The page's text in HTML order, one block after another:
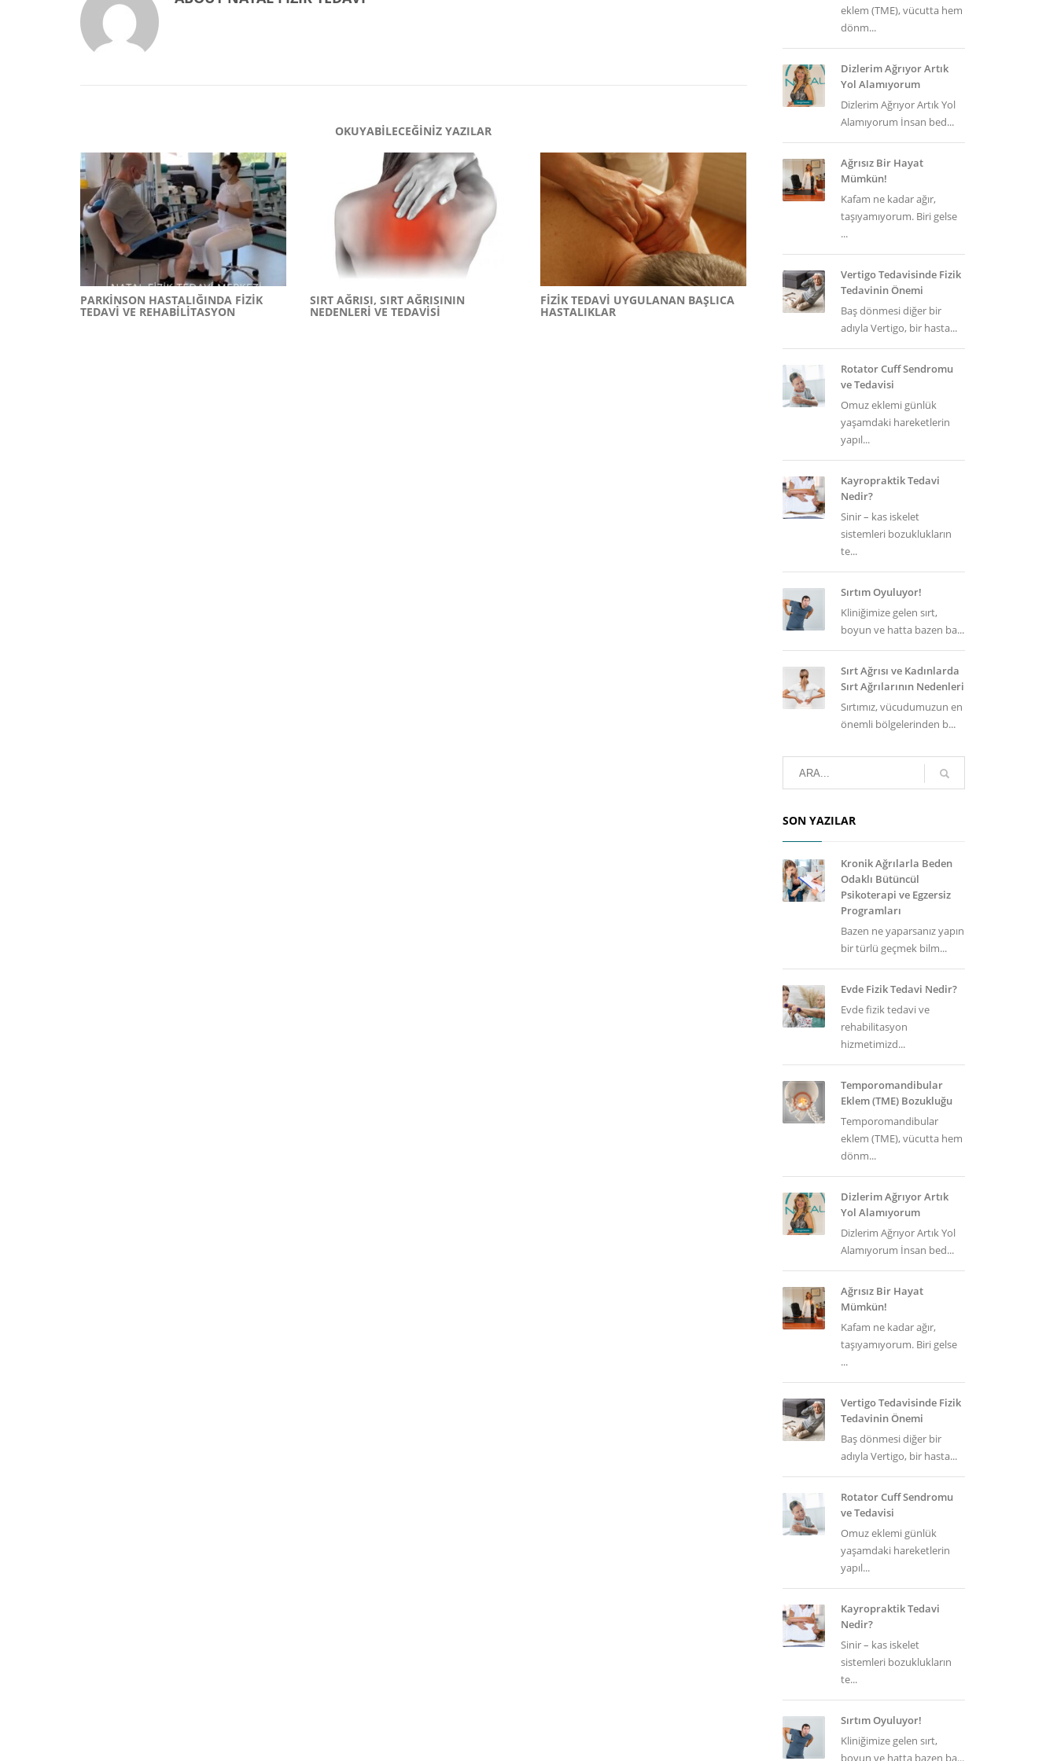
OKUYABILECEĞINIZ YAZILAR
PARKINSON HASTALIĞINDA FIZIK
TEDAVI VE REHABILITASYON
SIRT AĞRISI, SIRT AĞRISININ
NEDENLERI VE TEDAVISI
FIZIK TEDAVI UYGULANAN BAŞLICA
HASTALIKLAR
eklem (TME), vücutta hem
dönm...
Dizlerim Ağrıyor Artık
Yol Alamıyorum
Dizlerim Ağrıyor Artık Yol
Alamıyorum İnsan bed...
Ağrısız Bir Hayat
Mümkün!
Kafam ne kadar ağır,
taşıyamıyorum. Biri gelse
...
Vertigo Tedavisinde Fizik
Tedavinin Önemi
Baş dönmesi diğer bir
adıyla Vertigo, bir hasta...
Rotator Cuff Sendromu
ve Tedavisi
Omuz eklemi günlük
yaşamdaki hareketlerin
yapıl...
Kayropraktik Tedavi
Nedir?
Sinir – kas iskelet
sistemleri bozuklukların
te...
Sırtım Oyuluyor!
Kliniğimize gelen sırt,
boyun ve hatta bazen ba...
Sırt Ağrısı ve Kadınlarda
Sırt Ağrılarının Nedenleri
Sırtımız, vücudumuzun en
önemli bölgelerinden b...
SON YAZILAR
Kronik Ağrılarla Beden
Odaklı Bütüncül
Psikoterapi ve Egzersiz
Programları
Bazen ne yaparsanız yapın
bir türlü geçmek bilm...
Evde Fizik Tedavi Nedir?
Evde fizik tedavi ve
rehabilitasyon
hizmetimizd...
Temporomandibular
Eklem (TME) Bozukluğu
Temporomandibular
eklem (TME), vücutta hem
dönm...
Dizlerim Ağrıyor Artık
Yol Alamıyorum
Dizlerim Ağrıyor Artık Yol
Alamıyorum İnsan bed...
Ağrısız Bir Hayat
Mümkün!
Kafam ne kadar ağır,
taşıyamıyorum. Biri gelse
...
Vertigo Tedavisinde Fizik
Tedavinin Önemi
Baş dönmesi diğer bir
adıyla Vertigo, bir hasta...
Rotator Cuff Sendromu
ve Tedavisi
Omuz eklemi günlük
yaşamdaki hareketlerin
yapıl...
Kayropraktik Tedavi
Nedir?
Sinir – kas iskelet
sistemleri bozuklukların
te...
Sırtım Oyuluyor!
Kliniğimize gelen sırt,
boyun ve hatta bazen ba...